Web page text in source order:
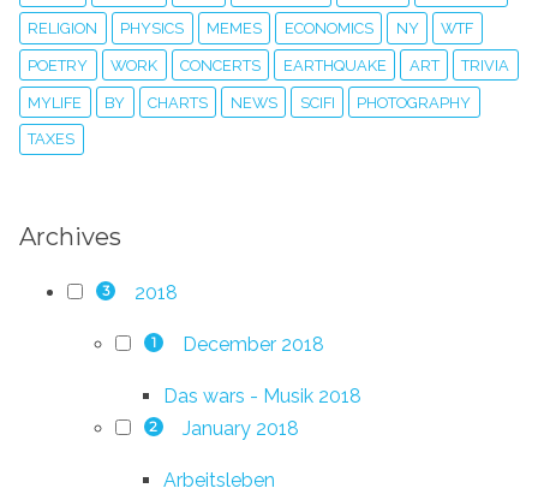
RELIGION PHYSICS MEMES ECONOMICS NY WTF
POETRY WORK CONCERTS EARTHQUAKE ART TRIVIA
MYLIFE BY CHARTS NEWS SCIFI PHOTOGRAPHY
TAXES
Archives
3 2018
1 December 2018
Das wars - Musik 2018
2 January 2018
Arbeitsleben